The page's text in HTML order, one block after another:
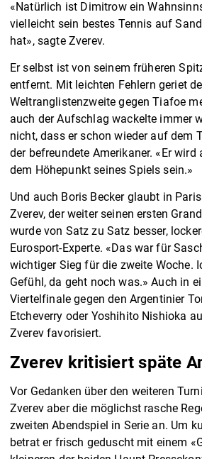
«Natürlich ist Dimitrow ein
vielleicht sein bestes Tennis auf
hat», sagte Zverev.
Er selbst ist von seinem früheren
entfernt. Mit leichten Fehlern geriet
Weltranglistenzweite gegen Tiafoe
auch der Aufschlag wackelte immer
nicht, dass er schon wieder auf dem
der befreundete Amerikaner. «Er
dem Höhepunkt seines Spiels sein.»
Und auch Boris Becker glaubt in
Zverev, der weiter seinen ersten
wurde von Satz zu Satz besser,
Eurosport-Experte. «Das war für
wichtiger Sieg für die zweite Woche.
Gefühl, da geht noch was.» Auch in
Viertelfinale gegen den Argentinier
Etcheverry oder Yoshihito Nishioka
Zverev favorisiert.
Zverev kritisiert späte
Vor Gedanken über den weiteren
Zverev aber die möglichst rasche
zweiten Abendspiel in Serie an. Um
betrat er frisch geduscht mit einem